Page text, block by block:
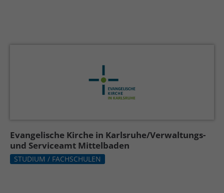
Evangelische Kirche in Karlsruhe/Verwaltungs-
und Serviceamt Mittelbaden
STUDIUM / FACHSCHULEN